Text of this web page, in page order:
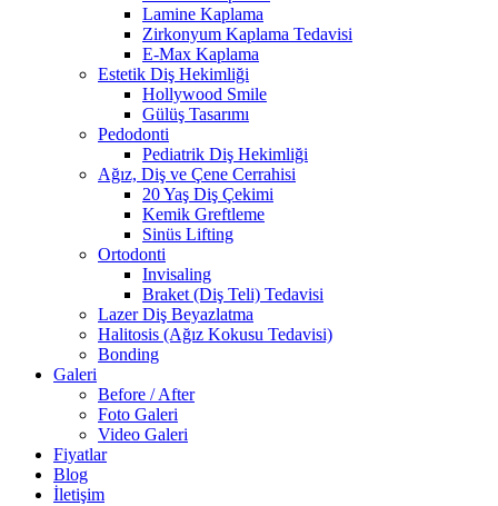
Lamine Kaplama
Zirkonyum Kaplama Tedavisi
E-Max Kaplama
Estetik Diş Hekimliği
Hollywood Smile
Gülüş Tasarımı
Pedodonti
Pediatrik Diş Hekimliği
Ağız, Diş ve Çene Cerrahisi
20 Yaş Diş Çekimi
Kemik Greftleme
Sinüs Lifting
Ortodonti
Invisaling
Braket (Diş Teli) Tedavisi
Lazer Diş Beyazlatma
Halitosis (Ağız Kokusu Tedavisi)
Bonding
Galeri
Before / After
Foto Galeri
Video Galeri
Fiyatlar
Blog
İletişim